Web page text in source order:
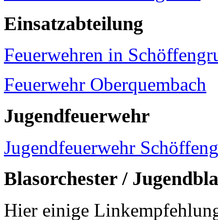
Einsatzabteilung
Feuerwehren in
Feuerwehr Oberquembach
Jugendfeuerwehr
Jugendfeuerwehr
Blasorchester /
Hier einige